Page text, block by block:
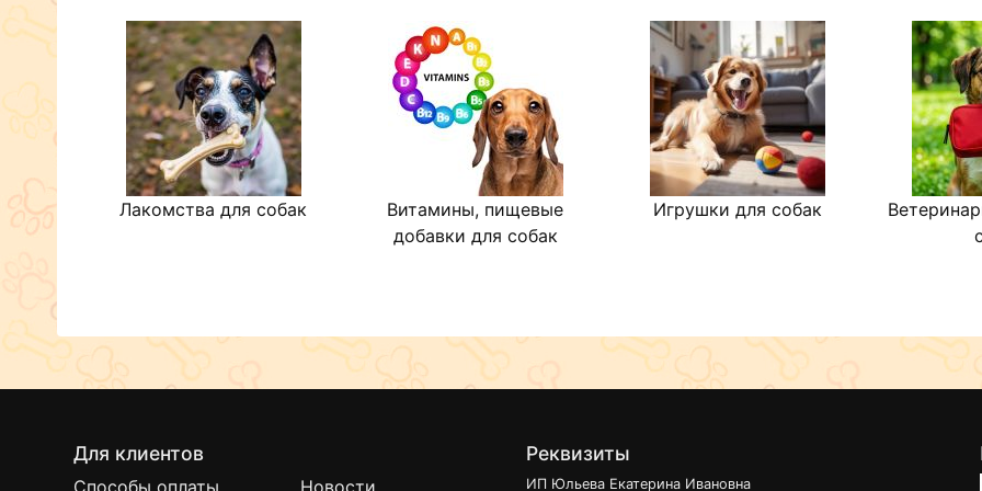
зубного камня. С/O -
Эта диета способствует
неблагоприятной для
Лакомства для собак
Витамины, пищевые
добавки для собак
Игрушки для собак
Для клиентов Реквизиты
ИП Юльева Екатерина Ивановна